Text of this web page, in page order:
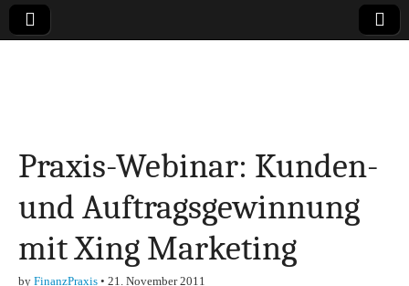
Finanzen,
Marketing-, Vertrieb-
& Investment-Tipps
Praxis-Webinar: Kunden-
und Auftragsgewinnung
mit Xing Marketing
by FinanzPraxis • 21. November 2011